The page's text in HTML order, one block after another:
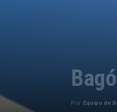
Por Equipo de